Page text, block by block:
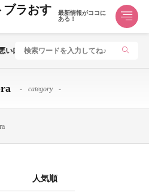
ブラおす
最新情報がココに
ある！
口コミ～良い評判まで解説！
category
人気順